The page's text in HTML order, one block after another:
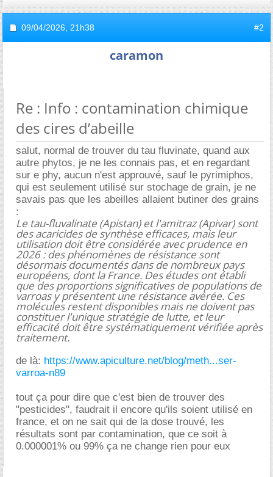
09/04/2026, 21h38 #2
caramon
Re : Info : contamination chimique
des cires d’abeille
salut, normal de trouver du tau fluvinate, quand aux
autre phytos, je ne les connais pas, et en regardant
sur e phy, aucun n'est approuvé, sauf le pyrimiphos,
qui est seulement utilisé sur stochage de grain, je ne
savais pas que les abeilles allaient butiner des grains
:
Le tau-fluvalinate (Apistan) et l'amitraz (Apivar) sont
des acaricides de synthèse efficaces, mais leur
utilisation doit être considérée avec prudence en
2026 : des phénomènes de résistance sont
désormais documentés dans de nombreux pays
européens, dont la France. Des études ont établi
que des proportions significatives de populations de
varroas y présentent une résistance avérée. Ces
molécules restent disponibles mais ne doivent pas
constituer l'unique stratégie de lutte, et leur
efficacité doit être systématiquement vérifiée après
traitement.
de là: https://www.apiculture.net/blog/meth...ser-
varroa-n89
tout ça pour dire que c'est bien de trouver des
"pesticides", faudrait il encore qu'ils soient utilisé en
france, et on ne sait qui de la dose trouvé, les
résultats sont par contamination, que ce soit à
0.000001% ou 99% ça ne change rien pour eux